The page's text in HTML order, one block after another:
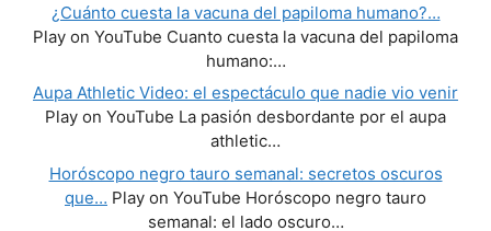
¿Cuánto cuesta la vacuna del papiloma humano?…
Play on YouTube Cuanto cuesta la vacuna del papiloma
humano:…
Aupa Athletic Video: el espectáculo que nadie vio venir
Play on YouTube La pasión desbordante por el aupa
athletic…
Horóscopo negro tauro semanal: secretos oscuros
que… Play on YouTube Horóscopo negro tauro
semanal: el lado oscuro…